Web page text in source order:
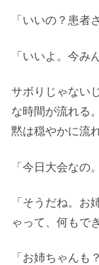
「いいの？患者
「いいよ。今み
サボりじゃない
な時間が流れる
黙は穏やかに流
「今日大会なの
「そうだね。お
ゃって、何もで
「お姉ちゃんも